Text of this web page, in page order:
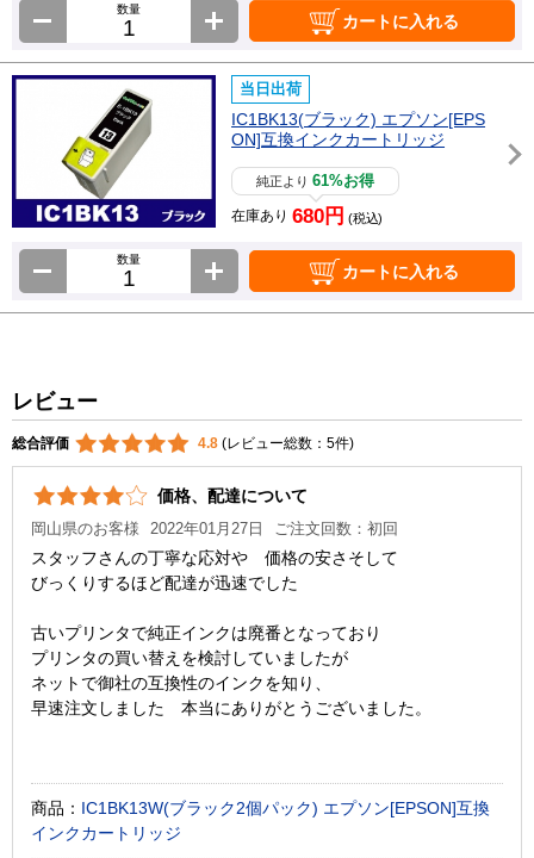
数量
カートに入れる
当日出荷
IC1BK13(ブラック) エプソン[EPS
ON]互換インクカートリッジ
純正より61%お得
在庫あり 680円 (税込)
数量
カートに入れる
レビュー
総合評価 4.8 (レビュー総数：5件)
価格、配達について
岡山県のお客様 2022年01月27日 ご注文回数：初回
スタッフさんの丁寧な応対や 価格の安さそして
びっくりするほど配達が迅速でした
古いプリンタで純正インクは廃番となっており
プリンタの買い替えを検討していましたが
ネットで御社の互換性のインクを知り、
早速注文しました 本当にありがとうございました。
商品： IC1BK13W(ブラック2個パック) エプソン[EPSON]互換
インクカートリッジ